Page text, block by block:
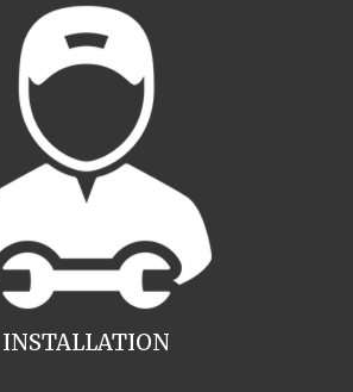
INSTALLATION